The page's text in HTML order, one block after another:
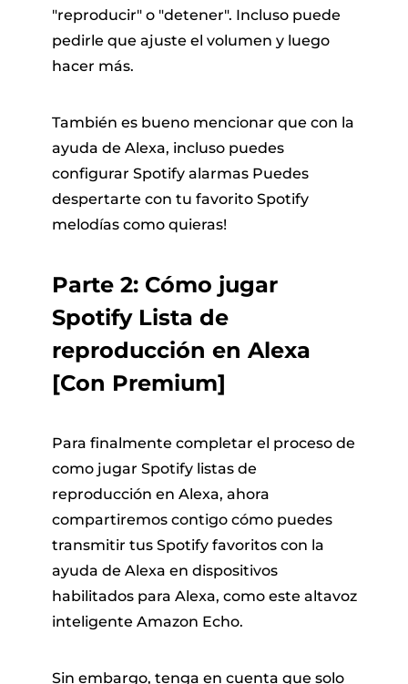
"reproducir" o "detener". Incluso puede
pedirle que ajuste el volumen y luego
hacer más.
También es bueno mencionar que con la
ayuda de Alexa, incluso puedes
configurar Spotify alarmas Puedes
despertarte con tu favorito Spotify
melodías como quieras!
Parte 2: Cómo jugar
Spotify Lista de
reproducción en Alexa
[Con Premium]
Para finalmente completar el proceso de
como jugar Spotify listas de
reproducción en Alexa, ahora
compartiremos contigo cómo puedes
transmitir tus Spotify favoritos con la
ayuda de Alexa en dispositivos
habilitados para Alexa, como este altavoz
inteligente Amazon Echo.
Sin embargo, tenga en cuenta que solo